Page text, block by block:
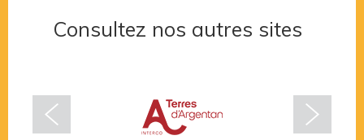
Consultez nos autres sites